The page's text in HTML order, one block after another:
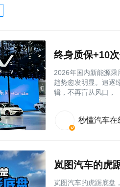
终身质保+10
2026年国内新能源
趋势愈发明显。追逐
辑，不再盲从风口，
秒懂汽车在
岚图汽车的虎
岚图汽车的虎踞底盘